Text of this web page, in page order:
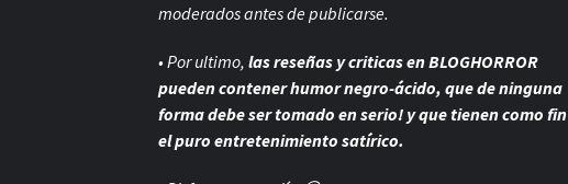
moderados antes de publicarse.
• Por ultimo,las reseñas y criticas en BLOGHORROR
pueden contener humor negro-ácido, que de ninguna
forma debe ser tomado en serio! y que tienen como fin
el puro entretenimiento satírico.